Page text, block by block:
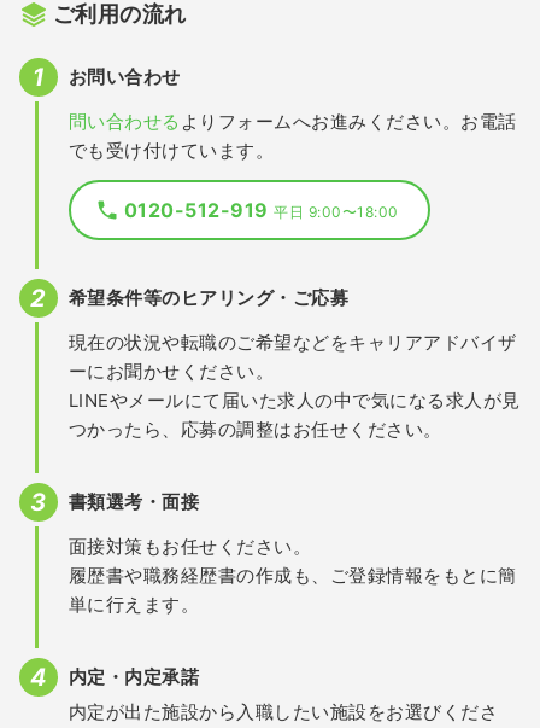
ご利用の流れ
お問い合わせ
問い合わせる よりフォームへお進みください。お電話
でも受け付けています。
0120-512-919平日 9:00〜18:00
希望条件等のヒアリング・ご応募
現在の状況や転職のご希望などをキャリアアドバイザ
ーにお聞かせください。
LINEやメールにて届いた求人の中で気になる求人が見
つかったら、応募の調整はお任せください。
書類選考・面接
面接対策もお任せください。
履歴書や職務経歴書の作成も、ご登録情報をもとに簡
単に行えます。
内定・内定承諾
内定が出た施設から入職したい施設をお選びくださ